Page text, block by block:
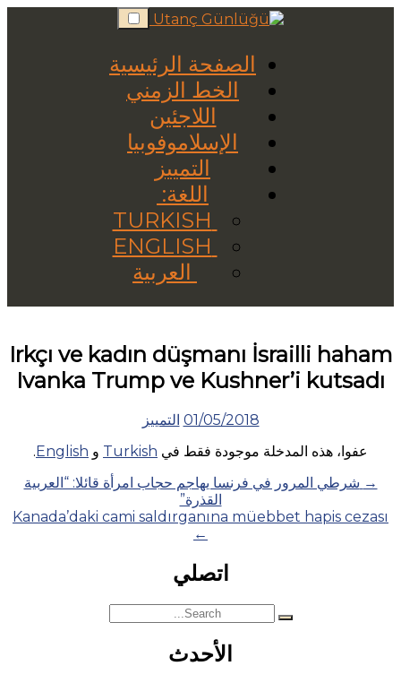
Skip
to
الصفحة الرئيسية
الخط الزمني
اللاجئين
الإسلاموفوبيا
التمييز
اللغة:
العربية
Irkçı ve kadın düşmanı İsrailli haham
Ivanka Trump ve Kushner’i kutsadı
01/05/2018 التمييز
عفوا، هذه المدخلة موجودة فقط في Turkish و English
.
Posts
navigation
→ شرطي المرور في فرنسا يهاجم حجاب امرأة قائلا: “العربية
القذرة”
Kanada’daki cami saldırganına müebbet hapis cezası
←
اتصلي
Search
for:
الأحدث